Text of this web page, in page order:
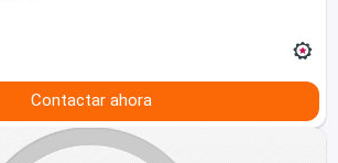
Contactar ahora